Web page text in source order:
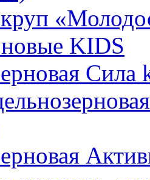
KIDS
Сила